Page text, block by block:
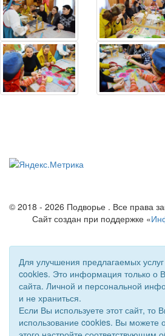
© 2018 - 2026 Подворье . Все права
Сайт создан при поддержке «
Для улучшения предлагаемых
cookies. Это информация только о
сайта. Личной и персональной
и не храниться.
Если Вы используете этот сайт, то
использование cookies. Вы можете